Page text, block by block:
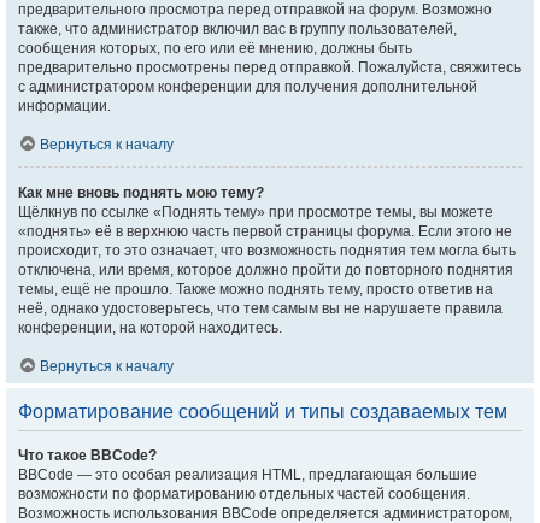
предварительного просмотра перед отправкой на форум. Возможно
также, что администратор включил вас в группу пользователей,
сообщения которых, по его или её мнению, должны быть
предварительно просмотрены перед отправкой. Пожалуйста, свяжитесь
с администратором конференции для получения дополнительной
информации.
Вернуться к началу
Как мне вновь поднять мою тему?
Щёлкнув по ссылке «Поднять тему» при просмотре темы, вы можете
«поднять» её в верхнюю часть первой страницы форума. Если этого не
происходит, то это означает, что возможность поднятия тем могла быть
отключена, или время, которое должно пройти до повторного поднятия
темы, ещё не прошло. Также можно поднять тему, просто ответив на
неё, однако удостоверьтесь, что тем самым вы не нарушаете правила
конференции, на которой находитесь.
Вернуться к началу
Форматирование сообщений и типы создаваемых тем
Что такое BBCode?
BBCode — это особая реализация HTML, предлагающая большие
возможности по форматированию отдельных частей сообщения.
Возможность использования BBCode определяется администратором,